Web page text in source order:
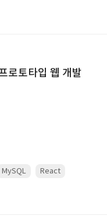
로토타입 웹 개발
MySQL React